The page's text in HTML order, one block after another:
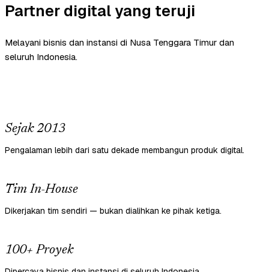
Partner digital yang teruji
Melayani bisnis dan instansi di Nusa Tenggara Timur dan
seluruh Indonesia.
Sejak 2013
Pengalaman lebih dari satu dekade membangun produk digital.
Tim In-House
Dikerjakan tim sendiri — bukan dialihkan ke pihak ketiga.
100+ Proyek